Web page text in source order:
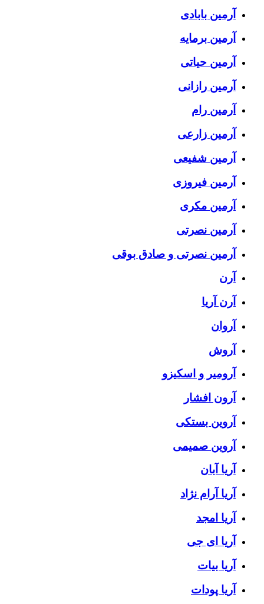
آرمین بابادی
آرمین برمایه
آرمین حیاتی
آرمین رازانی
آرمین رام
آرمین زارعی
آرمین شفیعی
آرمین فیروزی
آرمین مکری
آرمین نصرتی
آرمین نصرتی و صادق بوقی
آرن
آرن آریا
آروان
آروش
آرومیر و اسکیزو
آرون افشار
آروین بستکی
آروین صمیمی
آریا آبان
آریا آرام نژاد
آریا امجد
آریا ای جی
آریا بیات
آریا پودات